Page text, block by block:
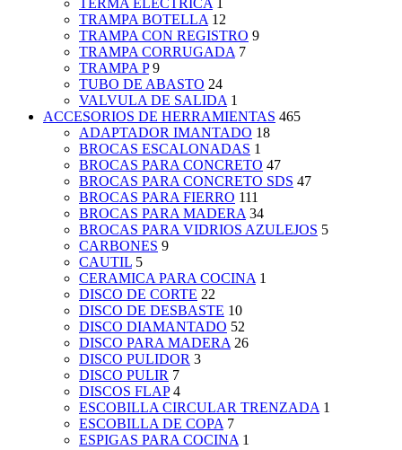
TERMA ELECTRICA 1
TRAMPA BOTELLA 12
TRAMPA CON REGISTRO 9
TRAMPA CORRUGADA 7
TRAMPA P 9
TUBO DE ABASTO 24
VALVULA DE SALIDA 1
ACCESORIOS DE HERRAMIENTAS 465
ADAPTADOR IMANTADO 18
BROCAS ESCALONADAS 1
BROCAS PARA CONCRETO 47
BROCAS PARA CONCRETO SDS 47
BROCAS PARA FIERRO 111
BROCAS PARA MADERA 34
BROCAS PARA VIDRIOS AZULEJOS 5
CARBONES 9
CAUTIL 5
CERAMICA PARA COCINA 1
DISCO DE CORTE 22
DISCO DE DESBASTE 10
DISCO DIAMANTADO 52
DISCO PARA MADERA 26
DISCO PULIDOR 3
DISCO PULIR 7
DISCOS FLAP 4
ESCOBILLA CIRCULAR TRENZADA 1
ESCOBILLA DE COPA 7
ESPIGAS PARA COCINA 1